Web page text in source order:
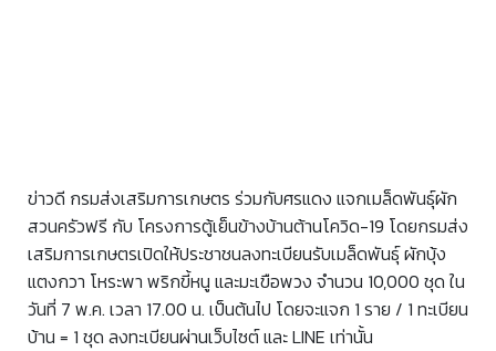
ข่าวดี กรมส่งเสริมการเกษตร ร่วมกับศรแดง แจกเมล็ดพันธุ์ผัก
สวนครัวฟรี กับ โครงการตู้เย็นข้างบ้านต้านโควิด-19 โดยกรมส่ง
เสริมการเกษตรเปิดให้ประชาชนลงทะเบียนรับเมล็ดพันธุ์ ผักบุ้ง
แตงกวา โหระพา พริกขี้หนู และมะเขือพวง จำนวน 10,000 ชุด ใน
วันที่ 7 พ.ค. เวลา 17.00 น. เป็นต้นไป โดยจะแจก 1 ราย / 1 ทะเบียน
บ้าน = 1 ชุด ลงทะเบียนผ่านเว็บไซต์ และ LINE เท่านั้น